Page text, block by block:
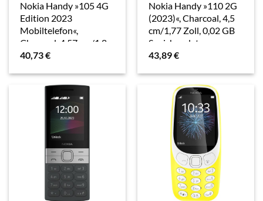
Nokia Handy »105 4G
Edition 2023
Mobiltelefon«,
Charcoal, 4,57 cm/1,8
Zoll
40,73€
Nokia Handy »110 2G
(2023)«, Charcoal, 4,5
cm/1,77 Zoll, 0,02 GB
Speicherplatz
43,89€